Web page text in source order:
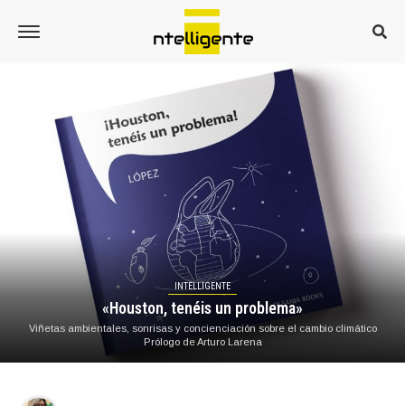
INTELLIGENTE
«Houston, tenéis un problema»
Viñetas ambientales, sonrisas y concienciación sobre el cambio climático
Prólogo de Arturo Larena